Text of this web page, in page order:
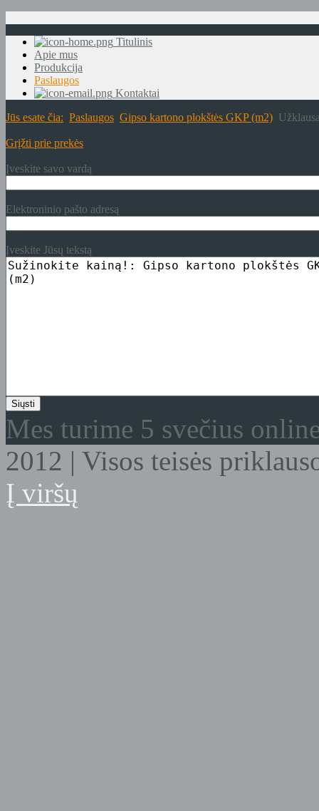
Titulinis
Apie mus
Produkcija
Paslaugos
Kontaktai
Jūs esate čia: Paslaugos Gipso kartono plokštės GKP (m2)
Grįžti prie prekės
Įveskite savo vardą
Elektroninio pašto adresą
Įveskite Jūsų tekstą
Mes turime 5 svečius
2012 | Visos teisės
Į viršų